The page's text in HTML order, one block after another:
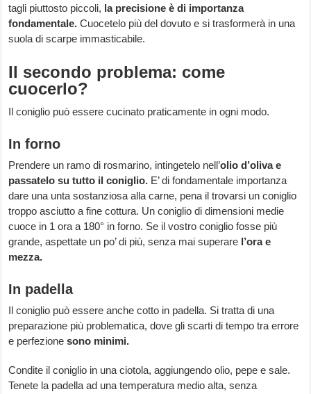
tagli piuttosto piccoli, la precisione è di importanza
fondamentale.Cuocetelo più del dovuto e si trasformerà in una
suola di scarpe immasticabile.
Il secondo problema: come
cuocerlo?
Il coniglio può essere cucinato praticamente in ogni modo.
In forno
Prendere un ramo di rosmarino, intingetelo nell’olio d’oliva e
passatelo su tutto il coniglio. E’ di fondamentale importanza
dare una unta sostanziosa alla carne, pena il trovarsi un coniglio
troppo asciutto a fine cottura. Un coniglio di dimensioni medie
cuoce in 1 ora a 180° in forno. Se il vostro coniglio fosse più
grande, aspettate un po’ di più, senza mai superare l’ora e
mezza.
In padella
Il coniglio può essere anche cotto in padella. Si tratta di una
preparazione più problematica, dove gli scarti di tempo tra errore
e perfezionesono minimi.
Condite il coniglio in una ciotola, aggiungendo olio, pepe e sale.
Tenete la padella ad una temperatura medio alta, senza